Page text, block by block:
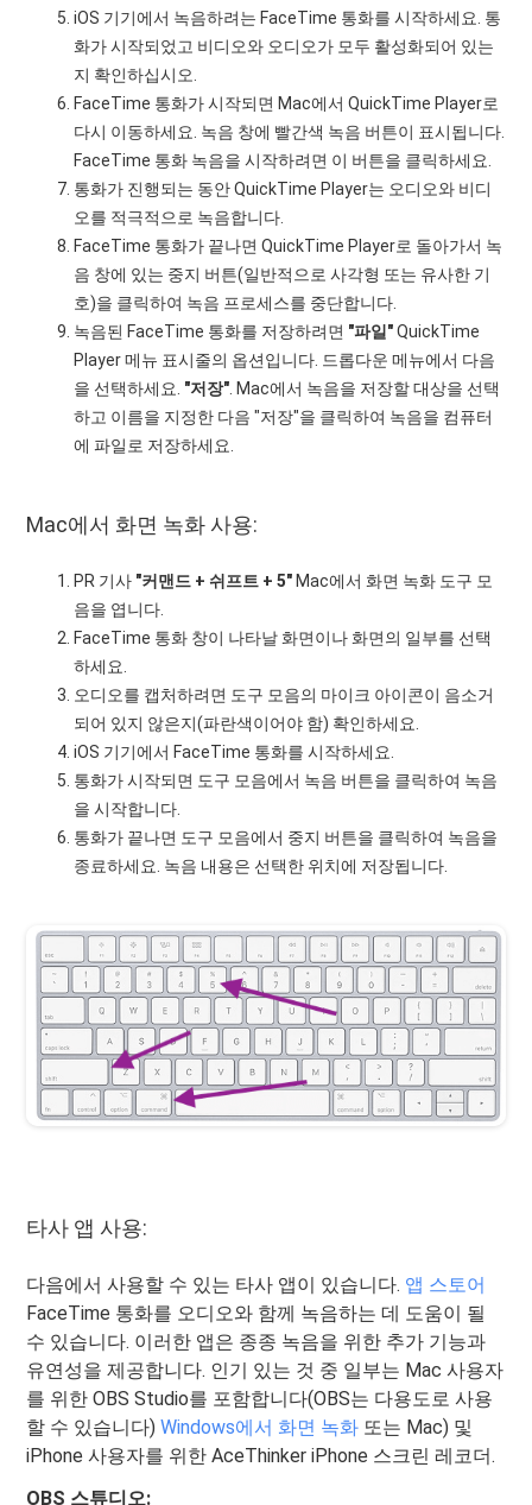
iOS 기기에서 녹음하려는 FaceTime 통화를 시작하세요. 통
화가 시작되었고 비디오와 오디오가 모두 활성화되어 있는
지 확인하십시오.
FaceTime 통화가 시작되면 Mac에서 QuickTime Player로
다시 이동하세요. 녹음 창에 빨간색 녹음 버튼이 표시됩니다.
FaceTime 통화 녹음을 시작하려면 이 버튼을 클릭하세요.
통화가 진행되는 동안 QuickTime Player는 오디오와 비디
오를 적극적으로 녹음합니다.
FaceTime 통화가 끝나면 QuickTime Player로 돌아가서 녹
음 창에 있는 중지 버튼(일반적으로 사각형 또는 유사한 기
호)을 클릭하여 녹음 프로세스를 중단합니다.
녹음된 FaceTime 통화를 저장하려면 "파일"QuickTime
Player 메뉴 표시줄의 옵션입니다. 드롭다운 메뉴에서 다음
을 선택하세요. "저장" . Mac에서 녹음을 저장할 대상을 선택
하고 이름을 지정한 다음 "저장"을 클릭하여 녹음을 컴퓨터
에 파일로 저장하세요.
Mac에서 화면 녹화 사용:
PR 기사 "커맨드 + 쉬프트 + 5" Mac에서 화면 녹화 도구 모
음을 엽니다.
FaceTime 통화 창이 나타날 화면이나 화면의 일부를 선택
하세요.
오디오를 캡처하려면 도구 모음의 마이크 아이콘이 음소거
되어 있지 않은지(파란색이어야 함) 확인하세요.
iOS 기기에서 FaceTime 통화를 시작하세요.
통화가 시작되면 도구 모음에서 녹음 버튼을 클릭하여 녹음
을 시작합니다.
통화가 끝나면 도구 모음에서 중지 버튼을 클릭하여 녹음을
종료하세요. 녹음 내용은 선택한 위치에 저장됩니다.
타사 앱 사용:
다음에서 사용할 수 있는 타사 앱이 있습니다. 앱 스토어
FaceTime 통화를 오디오와 함께 녹음하는 데 도움이 될
수 있습니다. 이러한 앱은 종종 녹음을 위한 추가 기능과
유연성을 제공합니다. 인기 있는 것 중 일부는 Mac 사용자
를 위한 OBS Studio를 포함합니다(OBS는 다용도로 사용
할 수 있습니다)Windows에서 화면 녹화 또는 Mac) 및
iPhone 사용자를 위한 AceThinker iPhone 스크린 레코더.
OBS 스튜디오: